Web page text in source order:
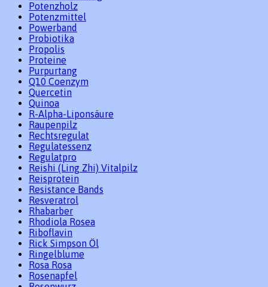
Potenzholz
Potenzmittel
Powerband
Probiotika
Propolis
Proteine
Purpurtang
Q10 Coenzym
Quercetin
Quinoa
R-Alpha-Liponsäure
Raupenpilz
Rechtsregulat
Regulatessenz
Regulatpro
Reishi (Ling Zhi) Vitalpilz
Reisprotein
Resistance Bands
Resveratrol
Rhabarber
Rhodiola Rosea
Riboflavin
Rick Simpson Öl
Ringelblume
Rosa Rosa
Rosenapfel